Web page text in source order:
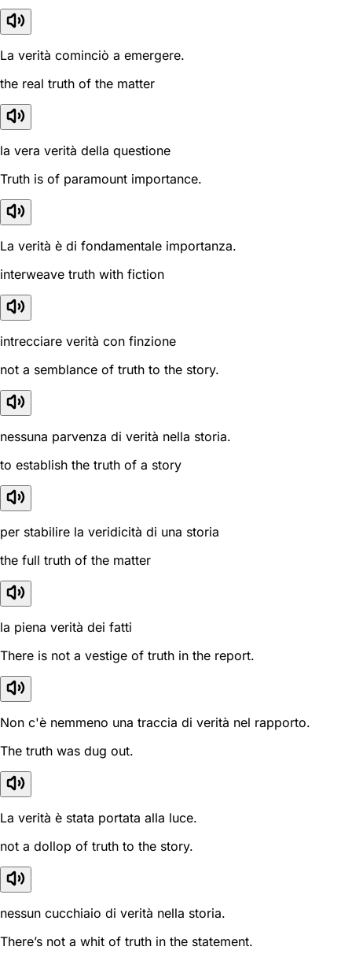
La verità cominciò a emergere.
the real truth of the matter
la vera verità della questione
Truth is of paramount importance.
La verità è di fondamentale importanza.
interweave truth with fiction
intrecciare verità con finzione
not a semblance of truth to the story.
nessuna parvenza di verità nella storia.
to establish the truth of a story
per stabilire la veridicità di una storia
the full truth of the matter
la piena verità dei fatti
There is not a vestige of truth in the report.
Non c'è nemmeno una traccia di verità nel rapporto.
The truth was dug out.
La verità è stata portata alla luce.
not a dollop of truth to the story.
nessun cucchiaio di verità nella storia.
There’s not a whit of truth in the statement.